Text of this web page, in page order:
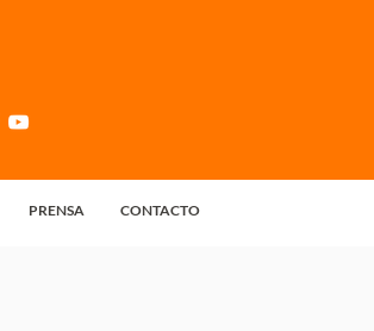
PRENSA CONTACTO